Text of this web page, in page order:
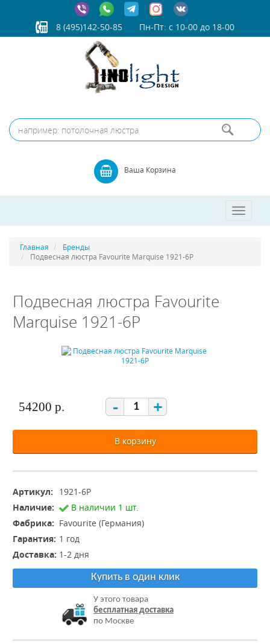
8 (495)142-50-85 Пн-Пт: с 10-00 до 18-00
Ваша Корзина
Toggle
Главная
Бренды
Подвесная люстра Favourite Marquise 1921-6P
Подвесная люстра Favourite
Marquise 1921-6P
54200 р. - +
В корзину
Артикул:
1921-6P
Наличие:
В наличии 1 шт.
Фабрика: Favourite (Германия)
Гарантия: 1 год
Доставка: 1-2 дня
Купить в один клик
У этого товара
бесплатная доставка
по Москве